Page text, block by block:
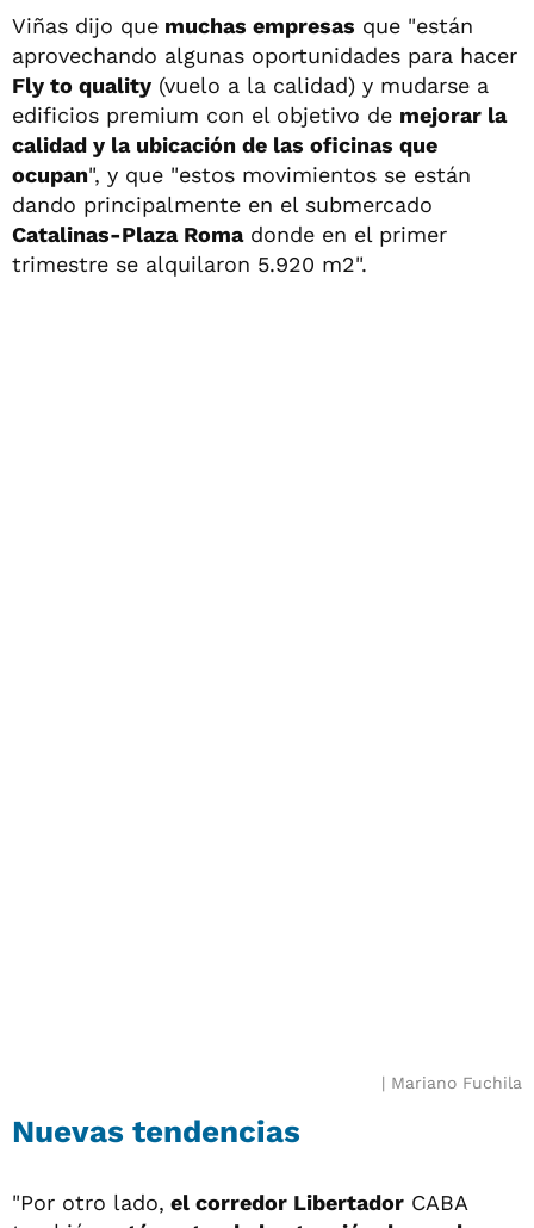
Viñas dijo que muchas empresas que "están
aprovechando algunas oportunidades para hacer
Fly to quality (vuelo a la calidad) y mudarse a
edificios premium con el objetivo de mejorar la
calidad y la ubicación de las oficinas que
ocupan", y que "estos movimientos se están
dando principalmente en el submercado
Catalinas-Plaza Romadonde en el primer
trimestre se alquilaron 5.920 m2".
Mariano Fuchila
Nuevas tendencias
"Por otro lado, el corredor Libertador CABA